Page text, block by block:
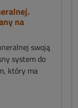
na
swoją
system do
który ma